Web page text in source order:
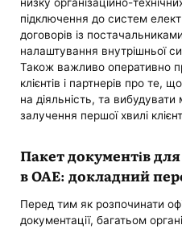
підключення до систем
договорів із
налаштування внутрішньої
Також важливо оперативно
клієнтів і партнерів про те,
на діяльність, та
залучення першої хвилі
Пакет документів
в ОАЕ: докладний
Перед тим як розпочинати
документації, багатьом